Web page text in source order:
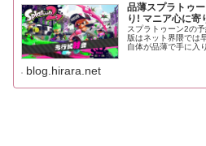
品薄スプラトゥ
り! マニア心に寄
スプラトゥーン2の
版はネット界隈では
自体が品薄で手に入
blog.hirara.net